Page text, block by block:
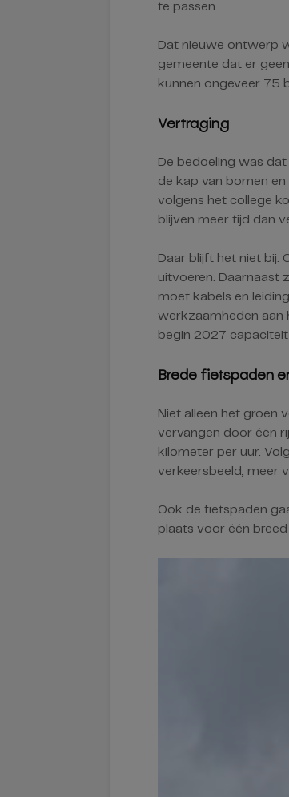
te passen.
Dat nieuwe ontwerp
gemeente dat er
kunnen ongeveer 75
Vertraging
De bedoeling was
de kap van bomen
volgens het college
blijven meer tijd dan
Daar blijft het niet bij.
uitvoeren. Daarnaast
moet kabels en
werkzaamheden aan
begin 2027 capaciteit
Brede fietspaden
Niet alleen het groen
vervangen door één
kilometer per uur.
verkeersbeeld, meer
Ook de fietspaden
plaats voor één